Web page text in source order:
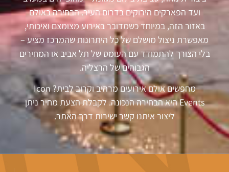
ועד הפארקים הירוקים בדרום העיר. הבחירה באולם
באזור הזה, במיוחד כשמדובר באירוע מצומצם ואיכותי,
מאפשרת ניצול מושלם של כל היתרונות שהמרכז מציע –
בלי הצורך להתמודד עם העומס של תל אביב או המחירים
הגבוהים של הרצליה.
מחפשים אולם אירועים מרהיב וקרוב לבית? Icon
Events היא הבחירה הנכונה. לקבלת הצעת מחיר ניתן
ליצור איתנו קשר ישירות דרך האתר.